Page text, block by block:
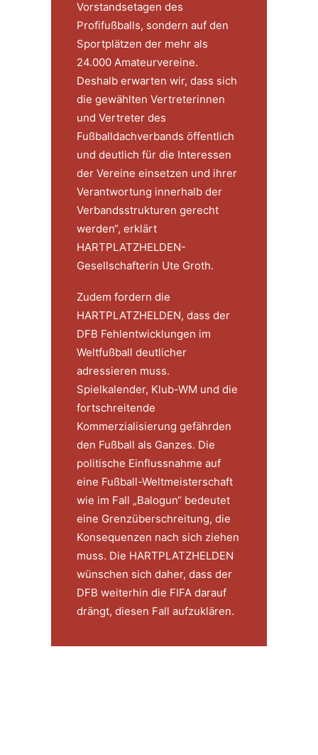
Vorstandsetagen des
Profifußballs, sondern auf den
Sportplätzen der mehr als
24.000 Amateurvereine.
Deshalb erwarten wir, dass sich
die gewählten Vertreterinnen
und Vertreter des
Fußballdachverbands öffentlich
und deutlich für die Interessen
der Vereine einsetzen und ihrer
Verantwortung innerhalb der
Verbandsstrukturen gerecht
werden“, erklärt
HARTPLATZHELDEN-
Gesellschafterin Ute Groth.
Zudem fordern die
HARTPLATZHELDEN, dass der
DFB Fehlentwicklungen im
Weltfußball deutlicher
adressieren muss.
Spielkalender, Klub-WM und die
fortschreitende
Kommerzialisierung gefährden
den Fußball als Ganzes. Die
politische Einflussnahme auf
eine Fußball-Weltmeisterschaft
wie im Fall „Balogun“ bedeutet
eine Grenzüberschreitung, die
Konsequenzen nach sich ziehen
muss. Die HARTPLATZHELDEN
wünschen sich daher, dass der
DFB weiterhin die FIFA darauf
drängt, diesen Fall aufzuklären.